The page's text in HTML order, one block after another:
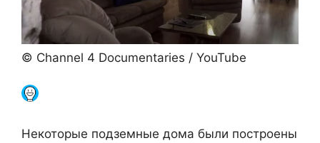
© Channel 4 Documentaries / YouTube
Некоторые подземные дома были построены